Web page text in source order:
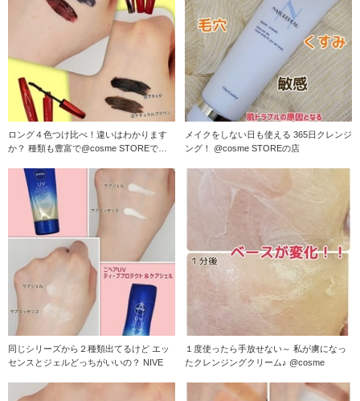
ロング４色つけ比べ！違いはわかります
か？ 種類も豊富で@cosme STOREで人
メイクをしない日も使える 365日クレンジ
ング！ @cosme STOREの店
同じシリーズから２種類出てるけど エッ
センスとジェルどっちがいいの？ NIVE
１度使ったら手放せない～ 私が虜になっ
たクレンジングクリーム♪ @cosme